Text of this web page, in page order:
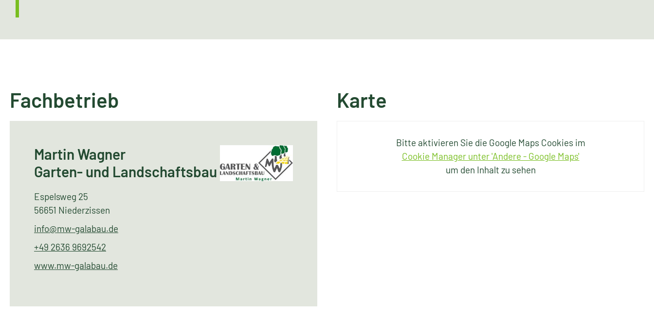
Fachbetrieb
Martin Wagner
Garten- und Landschaftsbau
Espelsweg 25
56651 Niederzissen
info@mw-galabau.de
+49 2636 9692542
www.mw-galabau.de
Karte
Bitte aktivieren Sie die Google Maps Cookies im
Cookie Manager unter 'Andere - Google Maps'
um den Inhalt zu sehen